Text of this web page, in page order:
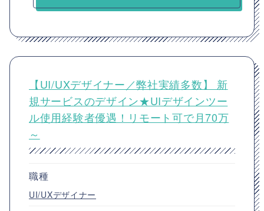
【UI/UXデザイナー／弊社実績多数】 新
規サービスのデザイン★UIデザインツー
ル使用経験者優遇！リモート可で月70万
～
職種
UI/UXデザイナー